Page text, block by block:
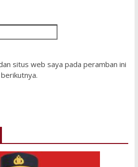
situs web saya pada peramban ini